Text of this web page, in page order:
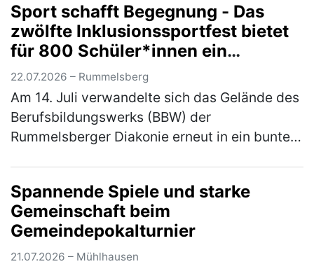
Neumarkt zum Hotspot für Achtsamk…(mehr)
Sport schafft Begegnung - Das
zwölfte Inklusionssportfest bietet
für 800 Schüler*innen ein
vielfältiges Bewegungsangebot
22.07.2026 – Rummelsberg
Am 14. Juli verwandelte sich das Gelände des
Berufsbildungswerks (BBW) der
Rummelsberger Diakonie erneut in ein buntes
(mehr)
Spannende Spiele und starke
Gemeinschaft beim
Gemeindepokalturnier
21.07.2026 – Mühlhausen